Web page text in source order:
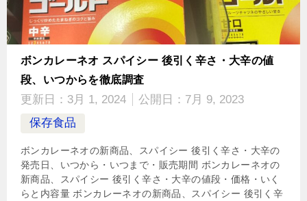
ボンカレーネオ スパイシー 後引く辛さ・大辛の値
段、いつからを徹底調査
更新日： 3月 1, 2024 公開日： 7月 9, 2023
保存食品
ボンカレーネオの新商品、スパイシー 後引く辛さ・大辛の
発売日、いつから・いつまで・販売期間 ボンカレーネオの
新商品、スパイシー 後引く辛さ・大辛の値段・価格・いく
らと内容量 ボンカレーネオの新商品、スパイシー 後引く辛